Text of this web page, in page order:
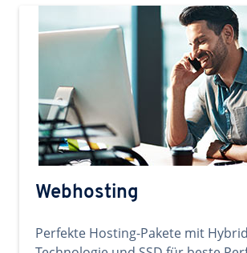
Webhosting
Perfekte Hosting-Pakete mit